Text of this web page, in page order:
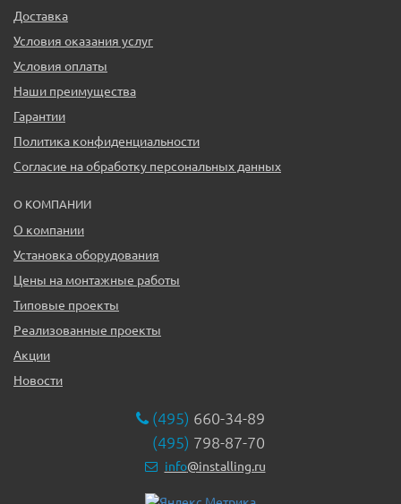
Доставка
Условия оказания услуг
Условия оплаты
Наши преимущества
Гарантии
Политика конфиденциальности
Согласие на обработку персональных данных
О КОМПАНИИ
О компании
Установка оборудования
Цены на монтажные работы
Типовые проекты
Реализованные проекты
Акции
Новости
(495) 660-34-89
(495) 798-87-70
info@installing.ru